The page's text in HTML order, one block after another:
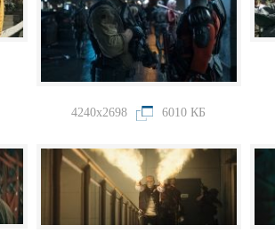
4240x2698 6010 КБ